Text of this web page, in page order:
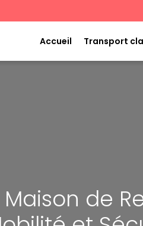
Accueil Transport
de